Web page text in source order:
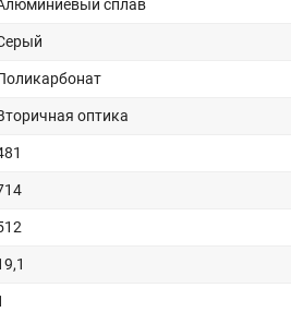
сплав
оптика